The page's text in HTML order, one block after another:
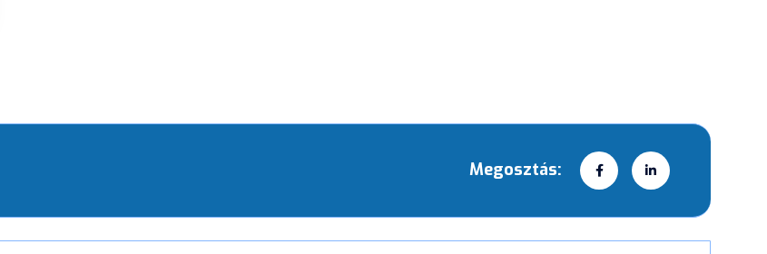
Megosztás: